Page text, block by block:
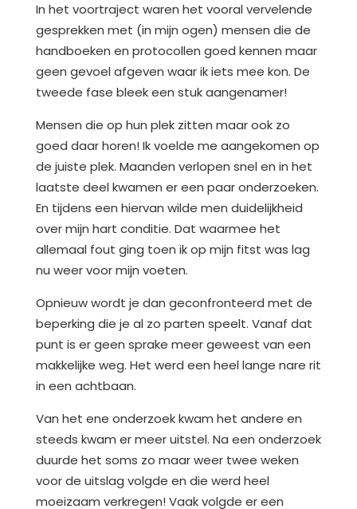
In het voortraject waren het vooral vervelende
gesprekken met (in mijn ogen) mensen die de
handboeken en protocollen goed kennen maar
geen gevoel afgeven waar ik iets mee kon. De
tweede fase bleek een stuk aangenamer!
Mensen die op hun plek zitten maar ook zo
goed daar horen! Ik voelde me aangekomen op
de juiste plek. Maanden verlopen snel en in het
laatste deel kwamen er een paar onderzoeken.
En tijdens een hiervan wilde men duidelijkheid
over mijn hart conditie. Dat waarmee het
allemaal fout ging toen ik op mijn fitst was lag
nu weer voor mijn voeten.
Opnieuw wordt je dan geconfronteerd met de
beperking die je al zo parten speelt. Vanaf dat
punt is er geen sprake meer geweest van een
makkelijke weg. Het werd een heel lange nare rit
in een achtbaan.
Van het ene onderzoek kwam het andere en
steeds kwam er meer uitstel. Na een onderzoek
duurde het soms zo maar weer twee weken
voor de uitslag volgde en die werd heel
moeizaam verkregen! Vaak volgde er een